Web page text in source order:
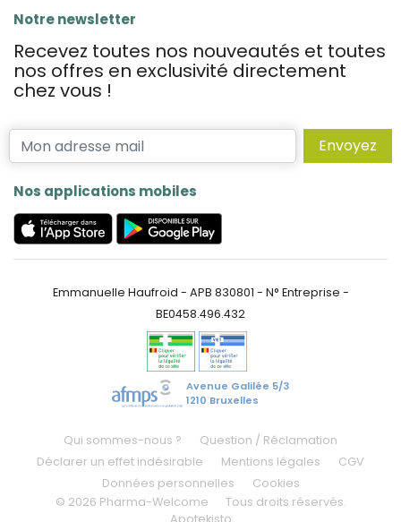
Notre newsletter
Recevez toutes nos nouveautés et toutes
nos offres en exclusivité directement
chez vous !
Envoyez
Nos applications mobiles
Emmanuelle Haufroid - APB 830801 - N° Entreprise -
BE0458.496.432
Avenue Galilée 5/3
1210 Bruxelles
Qui sommes-nous ?
Question / Réclamation
Déclarer un effet indésirable
Mentions légales
CGV
Données personnelles
Cookies
© 2026 Pharma-Welcome
Tous droits réservés.
Apotekisto